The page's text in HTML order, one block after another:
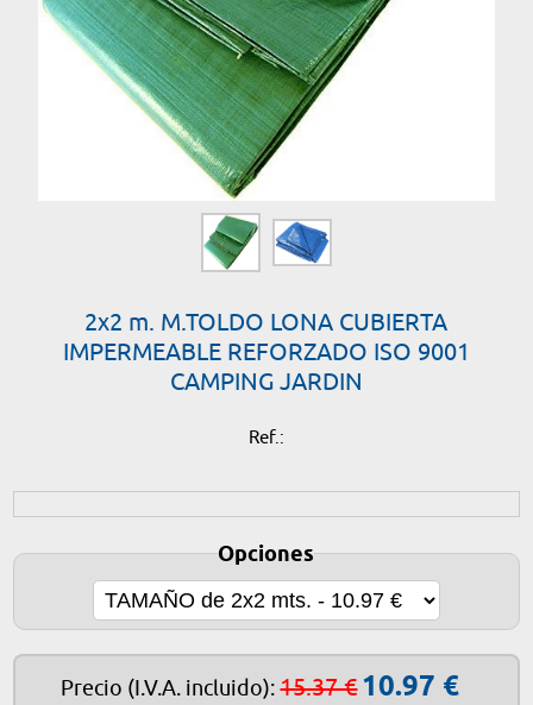
2x2 m. M.TOLDO LONA CUBIERTA
IMPERMEABLE REFORZADO ISO 9001
CAMPING JARDIN
Ref.:
Opciones
Precio (I.V.A. incluido): 15.37 €10.97 €